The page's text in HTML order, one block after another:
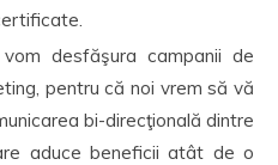
desfăşura campanii de
pentru că noi vrem să vă
bi-direcţională dintre
aduce beneficii atât de o